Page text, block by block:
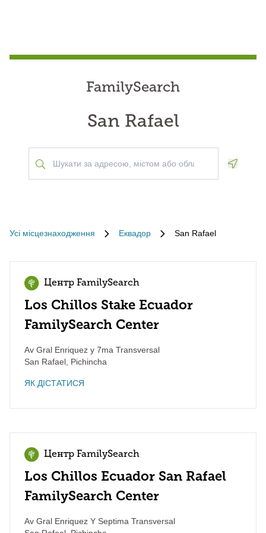
FamilySearch
San Rafael
Усі місцезнаходження Еквадор San Rafael
Центр FamilySearch
Los Chillos Stake Ecuador
FamilySearch Center
Av Gral Enriquez y 7ma Transversal
San Rafael Pichincha
ЯК ДІСТАТИСЯ
Центр FamilySearch
Los Chillos Ecuador San Rafael
FamilySearch Center
Av Gral Enriquez Y Septima Transversal